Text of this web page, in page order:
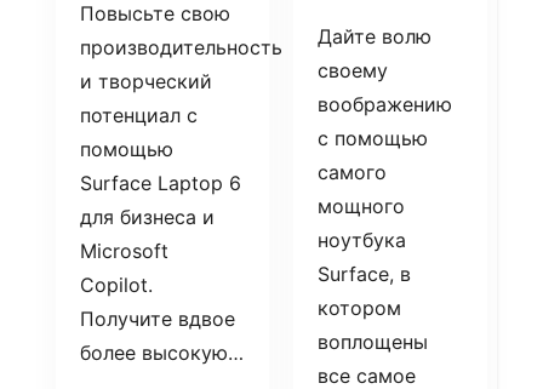
Повысьте свою
производительность
и творческий
потенциал с
помощью
Surface Laptop 6
для бизнеса и
Microsoft
Copilot.
Получите вдвое
более высокую…
Дайте волю
своему
воображению
с помощью
самого
мощного
ноутбука
Surface, в
котором
воплощены
все самое